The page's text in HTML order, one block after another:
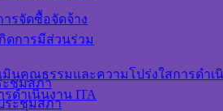
ชุมสภา
ระชุมสภา
รจัดซื้อจัดจ้าง
ดการมีส่วนร่วม
มินคุณธรรมและความโปร่งใสการดำ
รดำเนินงาน ITA